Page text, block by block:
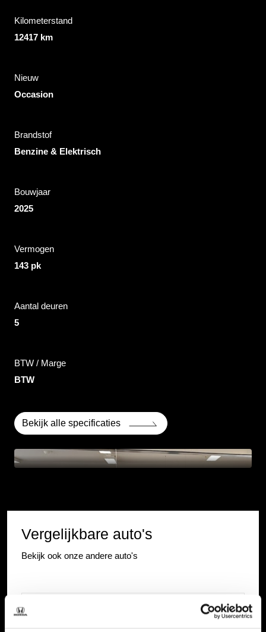
Kilometerstand
12417 km
Nieuw
Occasion
Brandstof
Benzine & Elektrisch
Bouwjaar
2025
Vermogen
143 pk
Aantal deuren
5
BTW / Marge
BTW
Bekijk alle specificaties
Vergelijkbare auto's
Bekijk ook onze andere auto's